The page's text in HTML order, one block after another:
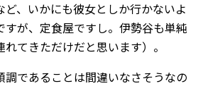
、いかにも彼女としか行かないよ
すが、定食屋ですし。伊勢谷も単純
てきただけだと思います）。
であることは間違いなさそうなの